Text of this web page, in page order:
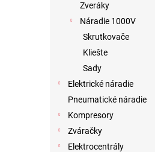
Zveráky
Náradie 1000V
Skrutkovače
Kliešte
Sady
Elektrické náradie
Pneumatické náradie
Kompresory
Zváračky
Elektrocentrály